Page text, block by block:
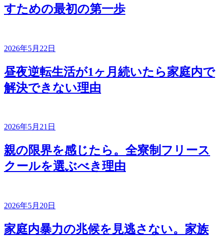
すための最初の第一歩
2026年5月22日
昼夜逆転生活が1ヶ月続いたら家庭内で
解決できない理由
2026年5月21日
親の限界を感じたら。全寮制フリース
クールを選ぶべき理由
2026年5月20日
家庭内暴力の兆候を見逃さない。家族